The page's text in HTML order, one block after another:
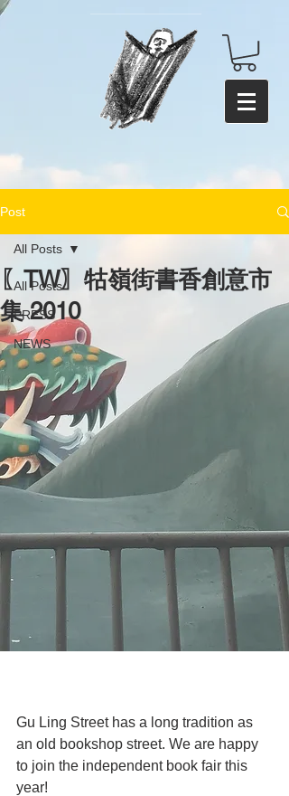
Post
All Posts
PRESS
NEWS
All Posts
〖TW〗牯嶺街書香創意市
集 2010
Gu Ling Street has a long tradition as
an old bookshop street. We are happy
to join the independent book fair this
year!